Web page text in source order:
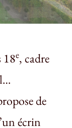
18e, cadre
de
écrin